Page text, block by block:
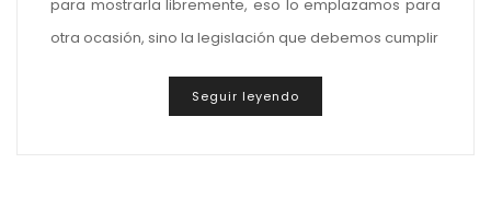
para mostrarla libremente, eso lo emplazamos para
otra ocasión, sino la legislación que debemos cumplir
Seguir leyendo